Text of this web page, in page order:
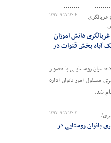
۱۳۹۷-۰۹-۲۷ ۱۲:۰۶
غربالگری
دانش اموزان
آباد بخش قنوات در
روستایی با حضور
مسئول امور بانوان اداره
شد.
۱۳۹۷-۰۹-۲۷ ۱۲:۰۳
بانوان روستایی در